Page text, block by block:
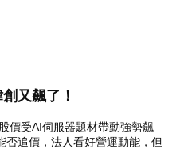
又飆了！
價受AI伺服器題材帶動強勢飆
否追價，法人看好營運動能，但